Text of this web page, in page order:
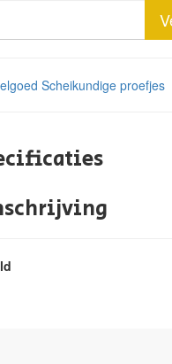
Scheikundige proefjes